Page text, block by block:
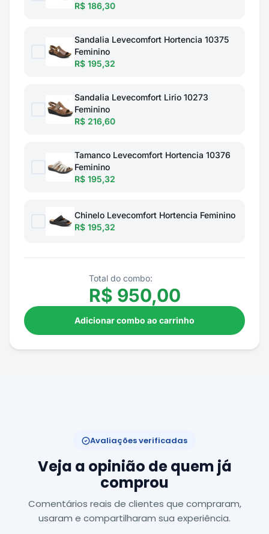
R$ 186,30
Sandalia Levecomfort Hortencia 10375
Feminino
R$ 195,32
Sandalia Levecomfort Lirio 10273
Feminino
R$ 216,60
Tamanco Levecomfort Hortencia 10376
Feminino
R$ 195,32
Chinelo Levecomfort Hortencia Feminino
R$ 195,32
Total do combo:
R$ 950,00
Adicionar combo ao carrinho
Avaliações verificadas
Veja a opinião de quem já
comprou
Comentários reais de clientes que compraram,
usaram e compartilharam sua experiência.